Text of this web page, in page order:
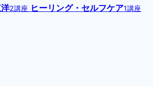
2講座 ヒーリング・セルフケア1講座